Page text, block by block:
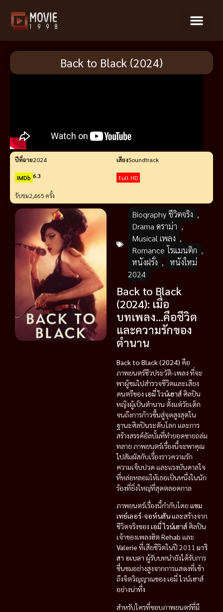
Back to Black (2024)
ปีที่ฉาย2024 เสียงSoundtrack
IMDb 6.3 Full HD
รับชม2,465 ครั้ง
Biography ชีวิตจริง ,
Drama ดราม่า ,
Musical เพลง ,
Romance โรแมนติก ,
หนังฝรั่ง ,
หนังใหม่
2024
Back to Black
(2024): เมื่อ
บทเพลง…คือชีวิต
และความรักของ
ตำนาน
Back to Black (2024) คือ
ภาพยนตร์ชีวประวัติ-เพลง ที่จะ
พาผู้ชมไปสำรวจชีวิตและเสียง
ดนตรีของ เอมี่ ไวน์เฮาส์ศิลปิน
หญิงผู้เป็นตำนาน ตั้งแต่วัยเด็ก
จนถึงการก้าวขึ้นสู่จุดสูงสุดใน
ฐานะศิลปินระดับโลก และการ
สร้างสรรค์อัลบั้มที่ทำยอดขายถล่ม
ทลาย ภาพยนตร์เรื่องนี้จะพาคุณ
ไปสัมผัสกับเรื่องราวความรัก
ความเจ็บปวด และแรงบันดาลใจ
ที่หล่อหลอมให้เธอเป็นหนึ่งในนัก
ร้องที่ยิ่งใหญ่ที่สุดตลอดกาล
ภาพยนตร์เรื่องนี้กำกับโดย แซม
เทย์เลอร์-จอห์นสัน และสร้างจาก
ชีวิตจริงของ เอมี่ ไวน์เฮาส์ ศิลปิน
เจ้าของเพลงฮิต Rehab และ
Valerie ที่เสียชีวิตในปี 2011 มาริ
สา อเบลา ผู้รับบทนำยังได้รับการ
ชื่นชมอย่างสูงจากการแสดงที่เข้า
ถึงจิตวิญญาณของ เอมี่ ไวน์เฮาส์
อย่างน่าทึ่ง
สำหรับใครที่ชอบภาพยนตร์ที่มี